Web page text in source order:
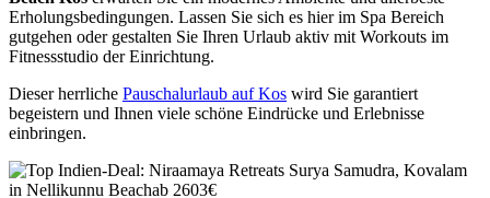
Erholungsbedingungen. Lassen Sie sich es hier im Spa Bereich
gutgehen oder gestalten Sie Ihren Urlaub aktiv mit Workouts im
Fitnessstudio der Einrichtung.
Dieser herrliche Pauschalurlaub auf Kos wird Sie garantiert
begeistern und Ihnen viele schöne Eindrücke und Erlebnisse
einbringen.